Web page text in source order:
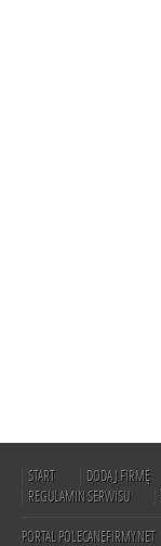
START DODAJ FIRMĘ
REGULAMIN SERWISU
PORTAL POLECANEFIRMY.NET